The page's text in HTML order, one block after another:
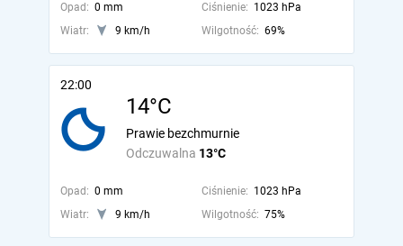
Opad: 0 mm Ciśnienie: 1023 hPa
Wiatr:
9 km/h Wilgotność: 69%
22:00
14°C
Odczuwalna 13°C
Prawie bezchmurnie
Opad: 0 mm Ciśnienie: 1023 hPa
Wiatr:
9 km/h Wilgotność: 75%